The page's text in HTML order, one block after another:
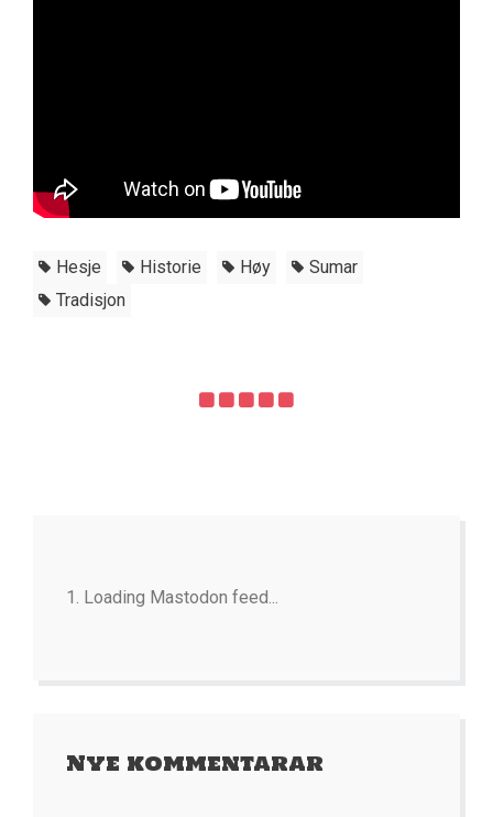
Hesje Historie Høy
Sumar
Tradisjon
Loading Mastodon feed...
Nye kommentarar